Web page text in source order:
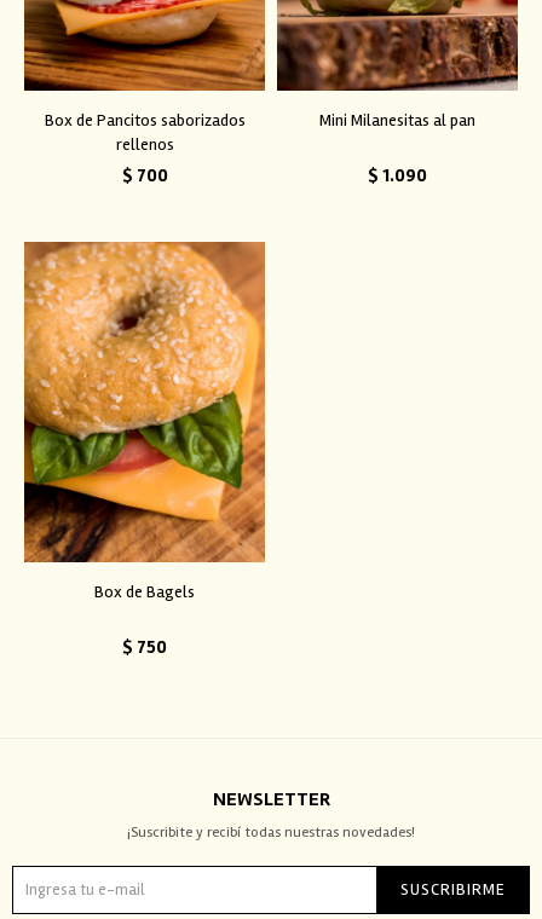
Box de Pancitos saborizados
rellenos
$ 700
Mini Milanesitas al pan
$ 1.090
Box de Bagels
$ 750
NEWSLETTER
¡Suscribite y recibí todas nuestras novedades!
SUSCRIBIRME